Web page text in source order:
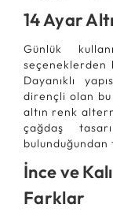
14 Ayar
Günlük
seçeneklerden
Dayanıklı
dirençli olan bu
altın renk
çağdaş
İnce ve
Farklar